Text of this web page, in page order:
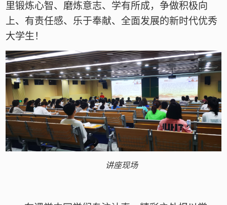
里锻炼心智、磨炼意志、学有所成，争做积极向
上、有责任感、乐于奉献、全面发展的新时代优秀
大学生！
讲座现场